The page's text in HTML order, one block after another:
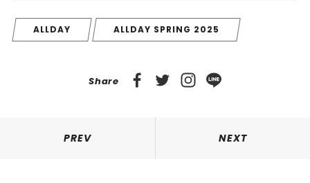
ALLDAY ALLDAY SPRING 2025
Share
PREV NEXT